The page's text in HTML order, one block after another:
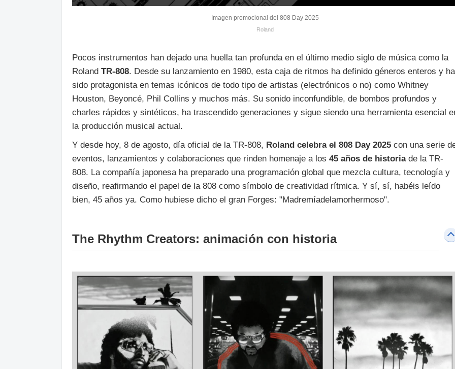
Imagen promocional del 808 Day 2025
Roland
Pocos instrumentos han dejado una huella tan profunda en el último medio siglo de música como la
Roland TR-808. Desde su lanzamiento en 1980, esta caja de ritmos ha definido géneros enteros y ha
sido protagonista en temas icónicos de todo tipo de artistas (electrónicos o no) como Whitney
Houston, Beyoncé, Phil Collins y muchos más. Su sonido inconfundible, de bombos profundos y
charles rápidos y sintéticos, ha trascendido generaciones y sigue siendo una herramienta esencial
la producción musical actual.
Y desde hoy, 8 de agosto, día oficial de la TR-808, Roland celebra el 808 Day 2025 con una serie
eventos, lanzamientos y colaboraciones que rinden homenaje a los 45 años de historiade la TR-
808. La compañía japonesa ha preparado una programación global que mezcla cultura, tecnología y
diseño, reafirmando el papel de la 808 como símbolo de creatividad rítmica. Y sí, sí, habéis leído
bien, 45 años ya. Como hubiese dicho el gran Forges: "Madremíadelamorhermoso".
The Rhythm Creators: animación con historia